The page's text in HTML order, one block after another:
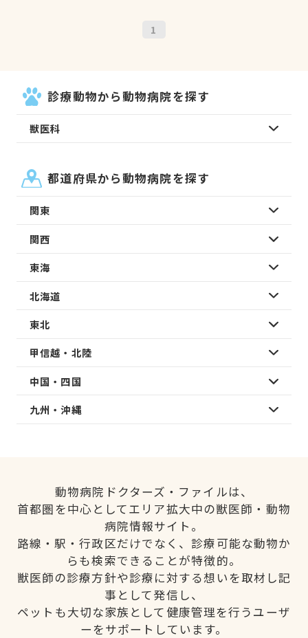
1
診療動物から動物病院を探す
獣医科
都道府県から動物病院を探す
関東
関西
東海
北海道
東北
甲信越・北陸
中国・四国
九州・沖縄
動物病院ドクターズ・ファイルは、
首都圏を中心としてエリア拡大中の獣医師・動物
病院情報サイト。
路線・駅・行政区だけでなく、診療可能な動物か
らも検索できることが特徴的。
獣医師の診療方針や診療に対する想いを取材し記
事として発信し、
ペットも大切な家族として健康管理を行うユーザ
ーをサポートしています。